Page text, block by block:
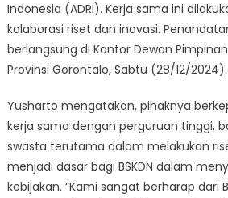
Indonesia (ADRI). Kerja sama ini
kolaborasi riset dan inovasi.
berlangsung di Kantor Dewan Pimpinan
Provinsi Gorontalo, Sabtu (28/12/2024).
Yusharto mengatakan, pihaknya
kerja sama dengan perguruan tinggi,
swasta terutama dalam melakukan
menjadi dasar bagi BSKDN dalam
kebijakan. “Kami sangat berharap dari